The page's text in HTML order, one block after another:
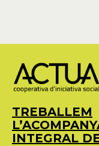
TREBALLEM
INTEGRAL